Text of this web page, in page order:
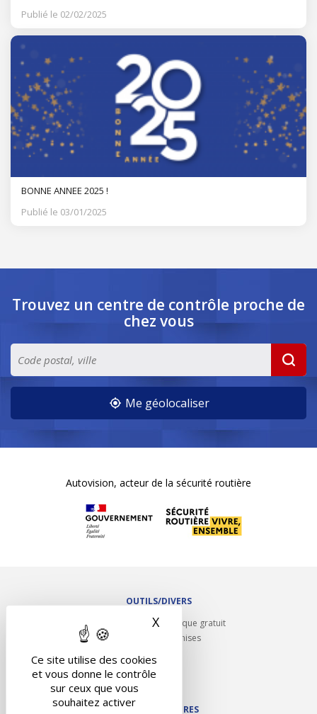
Ce site utilise des cookies
et vous donne le contrôle
sur ceux que vous
souhaitez activer
X Masquer le bandeau des
Publié le 02/02/2025
BONNE ANNEE 2025 !
Publié le 03/01/2025
Trouvez un centre de contrôle proche de
chez vous
Me géolocaliser
Autovision, acteur de la sécurité routière
OUTILS/DIVERS
Rappel contrôle technique gratuit
Partenariats/Remises
Contact
NOS PARTENAIRES